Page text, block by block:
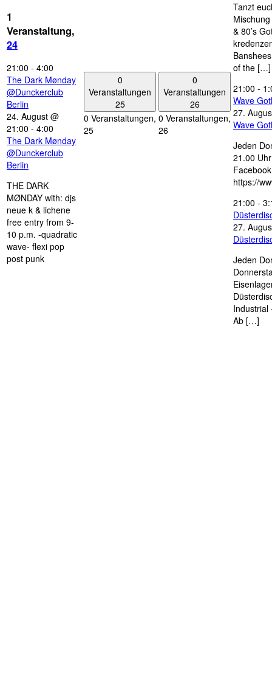
1
Veranstaltung,
24
21:00 - 4:00
The Dark Mønday
@Dunckerclub
Berlin
24. August @
21:00 - 4:00
The Dark Mønday
@Dunckerclub
Berlin
THE DARK
MØNDAY with: djs
neue k & lichene
free entry from 9-
10 p.m. -quadratic
wave- flexi pop
post punk
0
Veranstaltungen
25
0 Veranstaltungen,
25
0
Veranstaltungen
26
0 Veranstaltungen,
26
Tanzt
& 80’s
of the […]
21:00 -
Wave
27.
Wave
Jeden
21.00
https://
21:00 -
27.
Jeden
Industrial
Ab […]